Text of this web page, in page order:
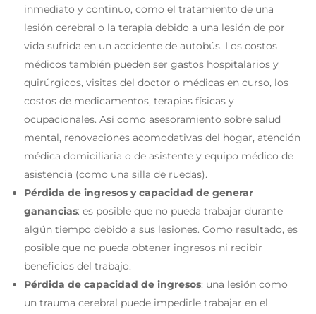
inmediato y continuo, como el tratamiento de una
lesión cerebral o la terapia debido a una lesión de por
vida sufrida en un accidente de autobús. Los costos
médicos también pueden ser gastos hospitalarios y
quirúrgicos, visitas del doctor o médicas en curso, los
costos de medicamentos, terapias físicas y
ocupacionales. Así como asesoramiento sobre salud
mental, renovaciones acomodativas del hogar, atención
médica domiciliaria o de asistente y equipo médico de
asistencia (como una silla de ruedas).
Pérdida de ingresos y capacidad de generar
ganancias: es posible que no pueda trabajar durante
algún tiempo debido a sus lesiones. Como resultado, es
posible que no pueda obtener ingresos ni recibir
beneficios del trabajo.
Pérdida de capacidad de ingresos: una lesión como
un trauma cerebral puede impedirle trabajar en el